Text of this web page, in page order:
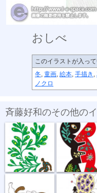
おしべ
このイラストが入っ
冬, 童画, 絵本, 手描き ,
ノクロ
斉藤好和のその他の
植物のチカラ 組み合わせ
どう、このポ... おいしい匂い